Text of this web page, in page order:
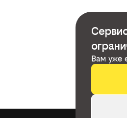
Вам уже